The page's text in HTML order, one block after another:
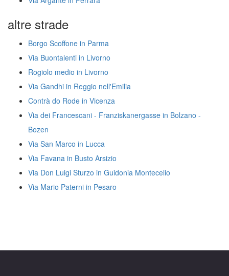
altre strade
Borgo Scoffone in Parma
Via Buontalenti in Livorno
Rogiolo medio in Livorno
Via Gandhi in Reggio nell'Emilia
Contrà do Rode in Vicenza
Via dei Francescani - Franziskanergasse in Bolzano -
Bozen
Via San Marco in Lucca
Via Favana in Busto Arsizio
Via Don Luigi Sturzo in Guidonia Montecelio
Via Mario Paterni in Pesaro